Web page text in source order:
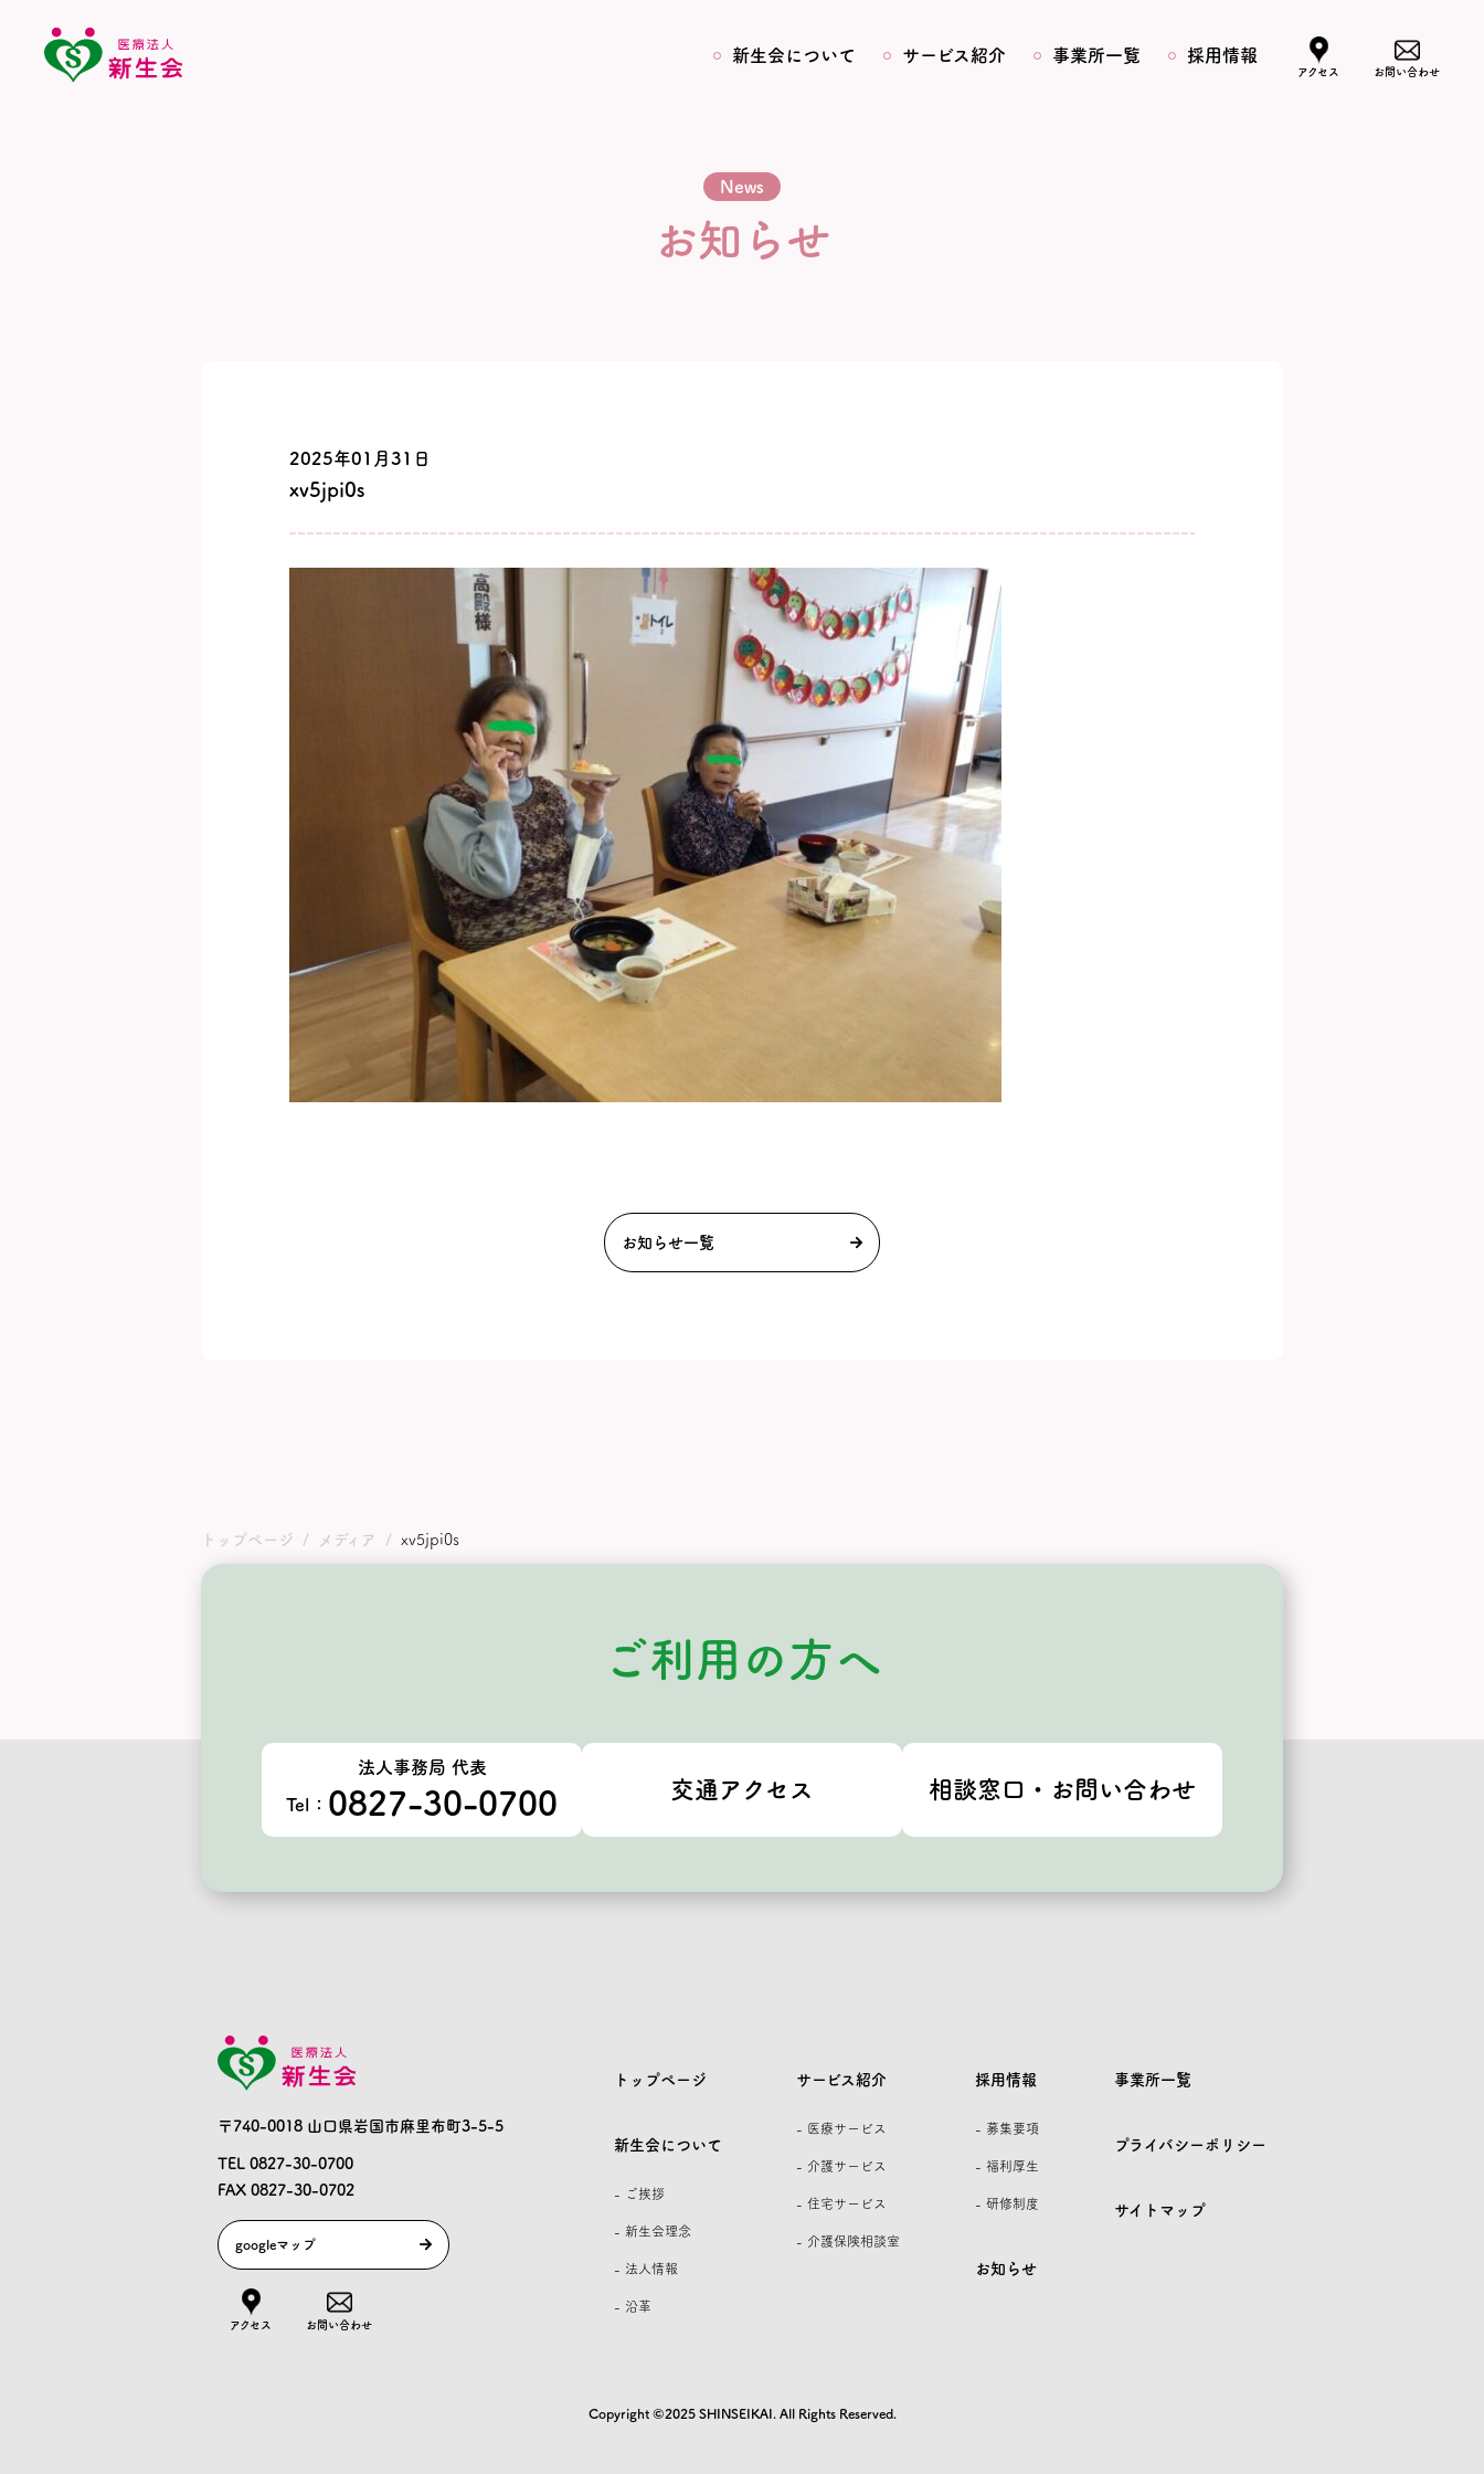
新生会について サービス紹介 事業所一覧 採用情報
アクセス お問い合わせ
News
お知らせ
2025年01月31日
xv5jpi0s
お知らせ一覧
トップページ メディア xv5jpi0s
ご利用の方へ
法人事務局 代表
Tel： 0827-30-0700 交通アクセス 相談窓口・お問い合わせ
〒740-0018 山口県岩国市麻里布町3-5-5
TEL 0827-30-0700
FAX 0827-30-0702
googleマップ
アクセス お問い合わせ
トップページ
新生会について
- ご挨拶
- 新生会理念
- 法人情報
- 沿革
サービス紹介
- 医療サービス
- 介護サービス
- 住宅サービス
- 介護保険相談室
採用情報
- 募集要項
- 福利厚生
- 研修制度
お知らせ
事業所一覧
プライバシーポリシー
サイトマップ
Copyright ©2025 SHINSEIKAI. All Rights Reserved.